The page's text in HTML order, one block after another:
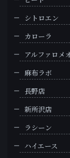
シトロエン
カローラ
アルファロメ
麻布ラボ
長野店
新所沢店
ラシーン
ハイエース